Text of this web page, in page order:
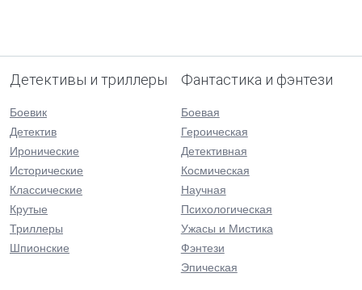
Детективы и триллеры
Боевик
Детектив
Иронические
Исторические
Классические
Крутые
Триллеры
Шпионские
Фантастика и фэнтези
Боевая
Героическая
Детективная
Космическая
Научная
Психологическая
Ужасы и Мистика
Фэнтези
Эпическая